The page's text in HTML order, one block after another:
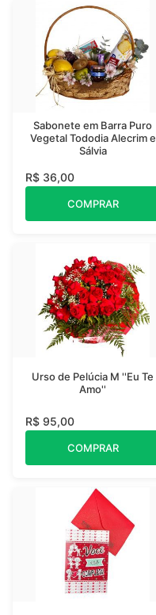
Sabonete em Barra Puro
Vegetal Tododia Alecrim e
Sálvia
R$ 36,00
COMPRAR
Urso de Pelúcia M ''Eu Te
Amo''
R$ 95,00
COMPRAR